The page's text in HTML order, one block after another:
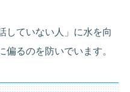
していない人」に水を向
偏るのを防いでいます。